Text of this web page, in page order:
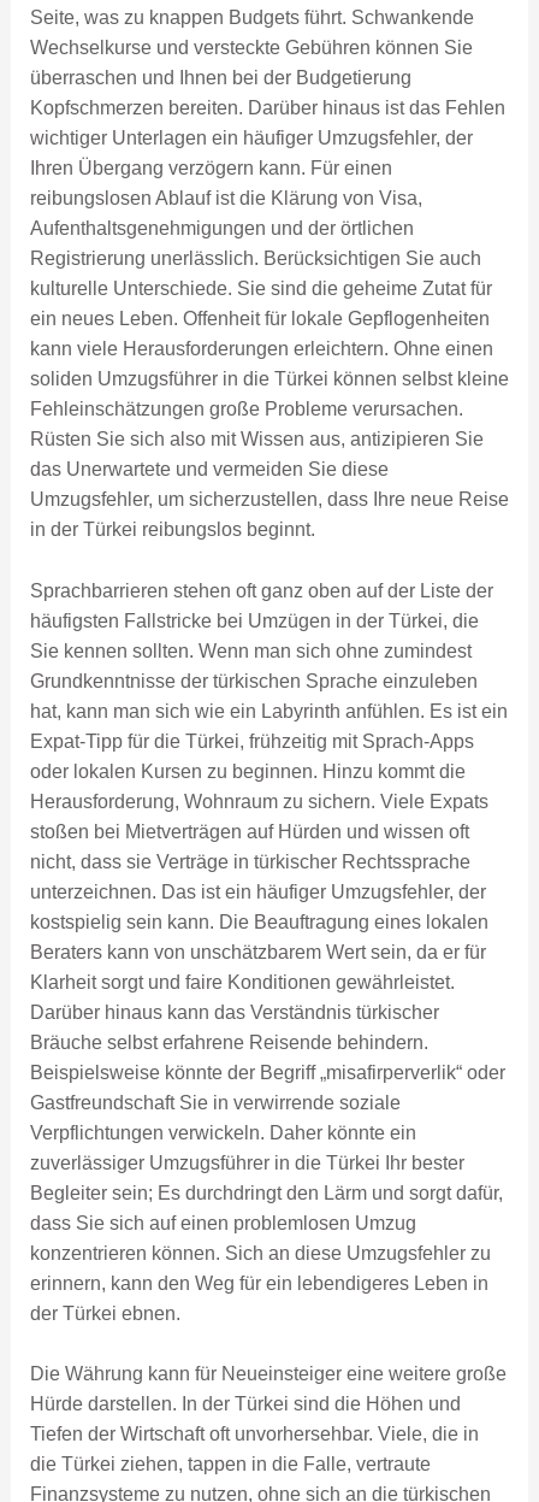
Seite, was zu knappen Budgets führt. Schwankende
Wechselkurse und versteckte Gebühren können Sie
überraschen und Ihnen bei der Budgetierung
Kopfschmerzen bereiten. Darüber hinaus ist das Fehlen
wichtiger Unterlagen ein häufiger Umzugsfehler, der
Ihren Übergang verzögern kann. Für einen
reibungslosen Ablauf ist die Klärung von Visa,
Aufenthaltsgenehmigungen und der örtlichen
Registrierung unerlässlich. Berücksichtigen Sie auch
kulturelle Unterschiede. Sie sind die geheime Zutat für
ein neues Leben. Offenheit für lokale Gepflogenheiten
kann viele Herausforderungen erleichtern. Ohne einen
soliden Umzugsführer in die Türkei können selbst kleine
Fehleinschätzungen große Probleme verursachen.
Rüsten Sie sich also mit Wissen aus, antizipieren Sie
das Unerwartete und vermeiden Sie diese
Umzugsfehler, um sicherzustellen, dass Ihre neue Reise
in der Türkei reibungslos beginnt.
Sprachbarrieren stehen oft ganz oben auf der Liste der
häufigsten Fallstricke bei Umzügen in der Türkei, die
Sie kennen sollten. Wenn man sich ohne zumindest
Grundkenntnisse der türkischen Sprache einzuleben
hat, kann man sich wie ein Labyrinth anfühlen. Es ist ein
Expat-Tipp für die Türkei, frühzeitig mit Sprach-Apps
oder lokalen Kursen zu beginnen. Hinzu kommt die
Herausforderung, Wohnraum zu sichern. Viele Expats
stoßen bei Mietverträgen auf Hürden und wissen oft
nicht, dass sie Verträge in türkischer Rechtssprache
unterzeichnen. Das ist ein häufiger Umzugsfehler, der
kostspielig sein kann. Die Beauftragung eines lokalen
Beraters kann von unschätzbarem Wert sein, da er für
Klarheit sorgt und faire Konditionen gewährleistet.
Darüber hinaus kann das Verständnis türkischer
Bräuche selbst erfahrene Reisende behindern.
Beispielsweise könnte der Begriff „misafirperverlik“ oder
Gastfreundschaft Sie in verwirrende soziale
Verpflichtungen verwickeln. Daher könnte ein
zuverlässiger Umzugsführer in die Türkei Ihr bester
Begleiter sein; Es durchdringt den Lärm und sorgt dafür,
dass Sie sich auf einen problemlosen Umzug
konzentrieren können. Sich an diese Umzugsfehler zu
erinnern, kann den Weg für ein lebendigeres Leben in
der Türkei ebnen.
Die Währung kann für Neueinsteiger eine weitere große
Hürde darstellen. In der Türkei sind die Höhen und
Tiefen der Wirtschaft oft unvorhersehbar. Viele, die in
die Türkei ziehen, tappen in die Falle, vertraute
Finanzsysteme zu nutzen, ohne sich an die türkischen